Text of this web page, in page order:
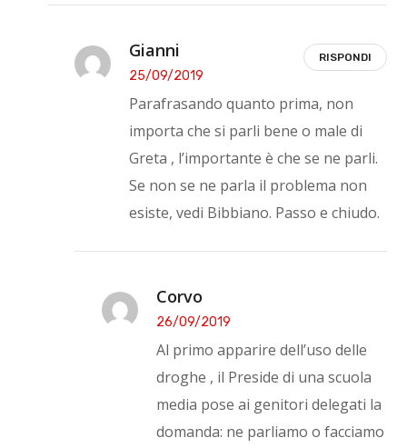
Gianni
25/09/2019
Parafrasando quanto prima, non
importa che si parli bene o male di
Greta , l’importante è che se ne parli.
Se non se ne parla il problema non
esiste, vedi Bibbiano. Passo e chiudo.
RISPONDI
Corvo
26/09/2019
Al primo apparire dell’uso delle
droghe , il Preside di una scuola
media pose ai genitori delegati la
domanda: ne parliamo o facciamo